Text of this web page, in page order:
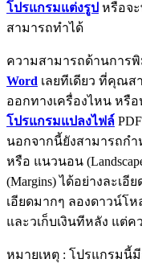
โปรแกรมแต่งรูป หรือจ
สามารถทำได้
ความสามารถด้านการ
Word เลยทีเดียว ที่คุณส
ออกทางเครื่องไหน หรื
โปรแกรมแปลงไฟล์
นอกจากนี้ยังสามารถกำ
หรือ แนวนอน
(Margins) ได้อย่างละเ
เอียดมากๆ ลองดาวน์โ
และวเก็บเงินทีหลัง แต่ค
หมายเหตุ : โปรแกรมนี้